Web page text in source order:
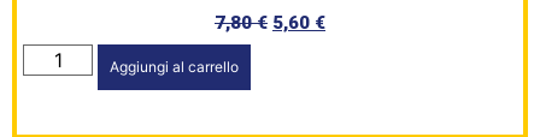
Prodotti
7,80€ 5,60 €
Aggiungi al carrello